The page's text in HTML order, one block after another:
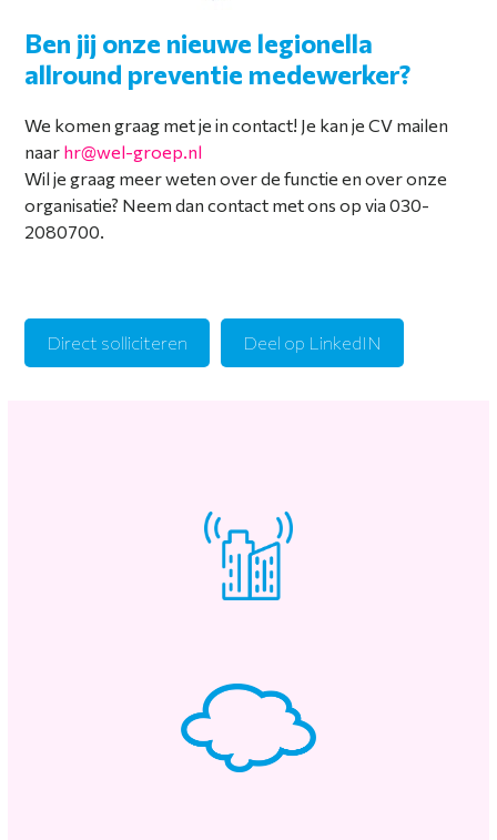
Ben jij onze nieuwe legionella
allround preventie medewerker?
We komen graag met je in contact! Je kan je CV mailen
naar hr@wel-groep.nl
Wil je graag meer weten over de functie en over onze
organisatie? Neem dan contact met ons op via 030-
2080700.
Direct solliciteren Deel op LinkedIN